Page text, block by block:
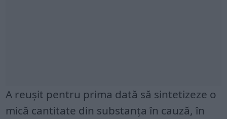
A reuşit pentru prima dată să sintetizeze o
mică cantitate din substanţa în cauză, în